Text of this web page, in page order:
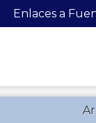
Enlaces a